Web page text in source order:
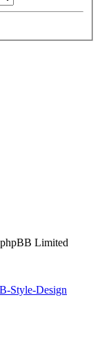
Limited
Style-Design